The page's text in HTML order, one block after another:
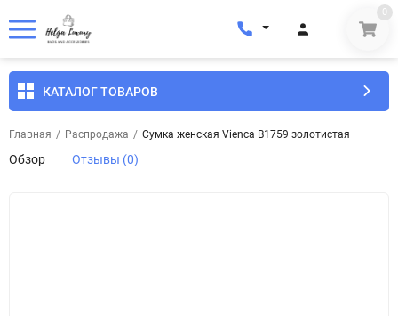
0
КАТАЛОГ ТОВАРОВ
Главная / Распродажа / Сумка женская Vienca B1759 золотистая
Обзор Отзывы (0)